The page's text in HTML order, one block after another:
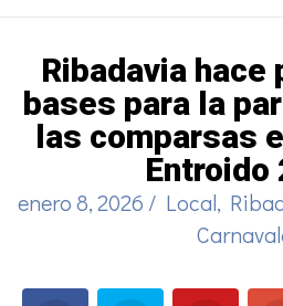
Ribadavia
bases para la
las comparsas
Entroido
enero 8, 2026 / Local,